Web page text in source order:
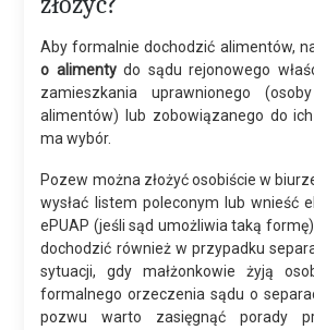
Aby formalnie dochodzić alimentów,
o alimentydo sądu rejonowego
zamieszkania uprawnionego
alimentów) lub zobowiązanego do
ma wybór.
Pozew można złożyć osobiście w
wysłać listem poleconym lub wnieść
ePUAP (jeśli sąd umożliwia taką
dochodzić również w przypadku
sytuacji, gdy małżonkowie żyją
formalnego orzeczenia sądu o
pozwu warto zasięgnąć porady